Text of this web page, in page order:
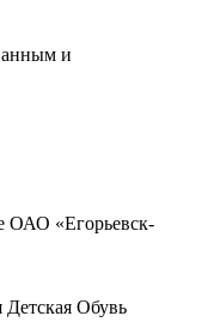
и
ОАО «Егорьевск-
Детская Обувь